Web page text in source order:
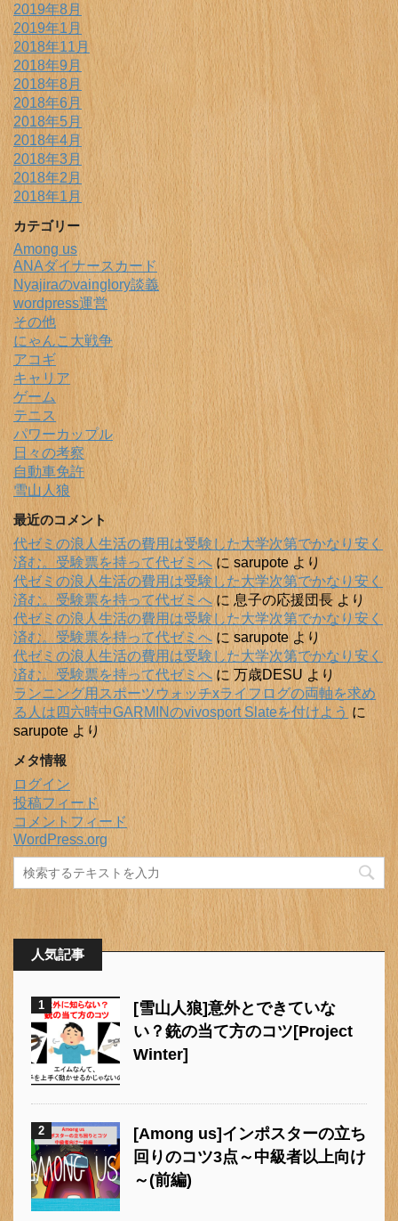
2019年8月
2019年1月
2018年11月
2018年9月
2018年8月
2018年6月
2018年5月
2018年4月
2018年3月
2018年2月
2018年1月
カテゴリー
Among us
ANAダイナースカード
Nyajiraのvainglory談義
wordpress運営
その他
にゃんこ大戦争
アコギ
キャリア
ゲーム
テニス
パワーカップル
日々の考察
自動車免許
雪山人狼
最近のコメント
代ゼミの浪人生活の費用は受験した大学次第でかなり安く
済む。受験票を持って代ゼミへ に sarupote より
代ゼミの浪人生活の費用は受験した大学次第でかなり安く
済む。受験票を持って代ゼミへに 息子の応援団長 より
代ゼミの浪人生活の費用は受験した大学次第でかなり安く
済む。受験票を持って代ゼミへ に sarupote より
代ゼミの浪人生活の費用は受験した大学次第でかなり安く
済む。受験票を持って代ゼミへ に万歳DESU より
ランニング用スポーツウォッチxライフログの両軸を求め
る人は四六時中GARMINのvivosport Slateを付けよう に
sarupote より
メタ情報
ログイン
投稿フィード
コメントフィード
WordPress.org
人気記事
1
[雪山人狼]意外とできていな
い？銃の当て方のコツ[Project
Winter]
2
[Among us]インポスターの立ち
回りのコツ3点～中級者以上向け
～(前編)